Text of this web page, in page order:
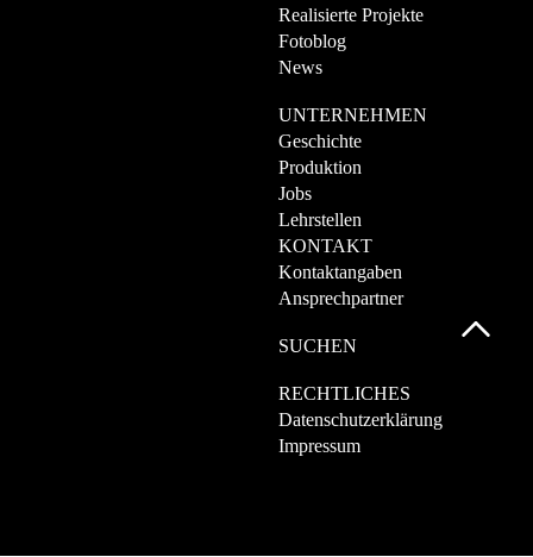
Realisierte Projekte
Fotoblog
News
UNTERNEHMEN
Geschichte
Produktion
Jobs
Lehrstellen
KONTAKT
Kontaktangaben
Ansprechpartner
SUCHEN
RECHTLICHES
Datenschutzerklärung
Impressum